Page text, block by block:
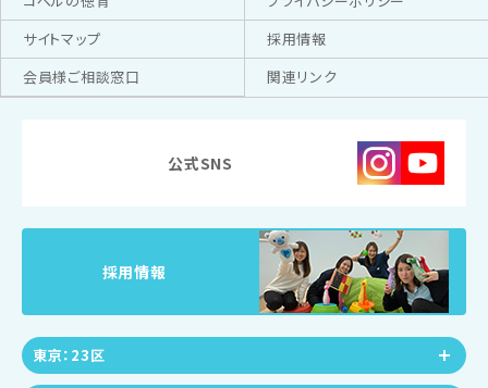
サイトマップ
採用情報
会員様ご相談窓口
関連リンク
公式SNS
採用情報
東京：23区